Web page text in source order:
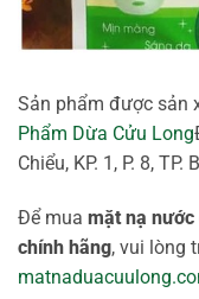
Sản phẩm được sản
Phẩm Dừa Cửu Long
Chiểu, KP. 1, P. 8, TP.
Để mua mặt nạ
chính hãng, vui lòng